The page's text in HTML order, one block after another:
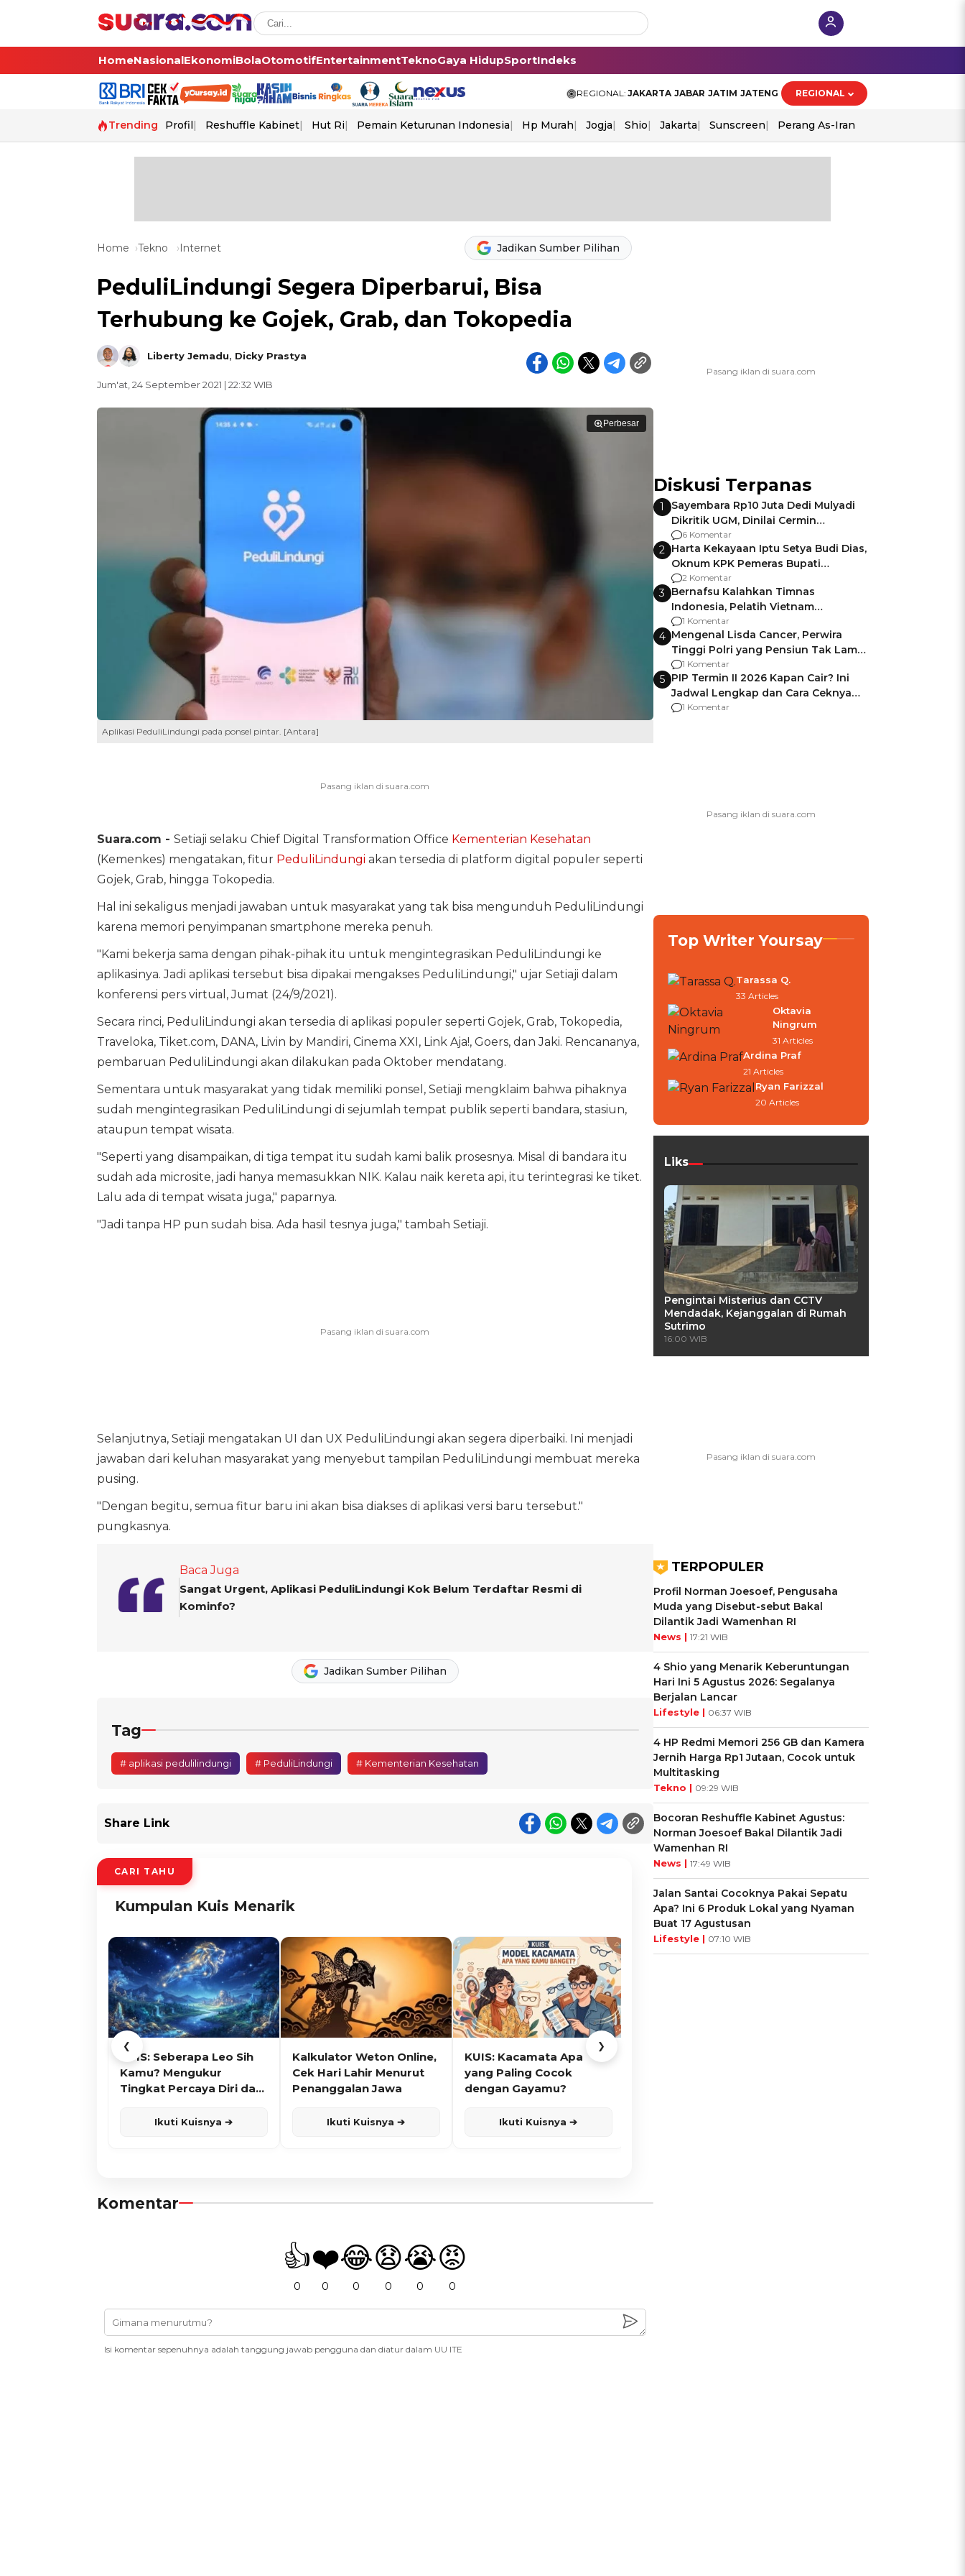
HomeNasionalEkonomiBolaOtomotifEntertainmentTeknoGaya HidupSportIndeks
REGIONAL: JAKARTA JABAR JATIM JATENG REGIONAL
Trending Profil Reshuffle Kabinet Hut Ri Pemain Keturunan Indonesia Hp Murah Jogja Shio Jakarta Sunscreen Perang As-Iran
Home Tekno Internet Jadikan Sumber Pilihan
PeduliLindungi Segera Diperbarui, Bisa
Terhubung ke Gojek, Grab, dan Tokopedia
Liberty Jemadu, Dicky Prastya
Jum'at, 24 September 2021 | 22:32 WIB
Perbesar
Aplikasi PeduliLindungi pada ponsel pintar. [Antara]
Suara.com - Setiaji selaku Chief Digital Transformation Office Kementerian Kesehatan
(Kemenkes) mengatakan, fitur PeduliLindungi akan tersedia di platform digital populer seperti
Gojek, Grab, hingga Tokopedia.
Hal ini sekaligus menjadi jawaban untuk masyarakat yang tak bisa mengunduh PeduliLindungi
karena memori penyimpanan smartphone mereka penuh.
"Kami bekerja sama dengan pihak-pihak itu untuk mengintegrasikan PeduliLindungi ke
aplikasinya. Jadi aplikasi tersebut bisa dipakai mengakses PeduliLindungi," ujar Setiaji dalam
konferensi pers virtual, Jumat (24/9/2021).
Secara rinci, PeduliLindungi akan tersedia di aplikasi populer seperti Gojek, Grab, Tokopedia,
Traveloka, Tiket.com, DANA, Livin by Mandiri, Cinema XXI, Link Aja!, Goers, dan Jaki. Rencananya,
pembaruan PeduliLindungi akan dilakukan pada Oktober mendatang.
Sementara untuk masyarakat yang tidak memiliki ponsel, Setiaji mengklaim bahwa pihaknya
sudah mengintegrasikan PeduliLindungi di sejumlah tempat publik seperti bandara, stasiun,
ataupun tempat wisata.
"Seperti yang disampaikan, di tiga tempat itu sudah kami balik prosesnya. Misal di bandara itu
sudah ada microsite, jadi hanya memasukkan NIK. Kalau naik kereta api, itu terintegrasi ke tiket.
Lalu ada di tempat wisata juga," paparnya.
"Jadi tanpa HP pun sudah bisa. Ada hasil tesnya juga," tambah Setiaji.
Selanjutnya, Setiaji mengatakan UI dan UX PeduliLindungi akan segera diperbaiki. Ini menjadi
jawaban dari keluhan masyarakat yang menyebut tampilan PeduliLindungi membuat mereka
pusing.
"Dengan begitu, semua fitur baru ini akan bisa diakses di aplikasi versi baru tersebut."
pungkasnya.
Baca Juga
Sangat Urgent, Aplikasi PeduliLindungi Kok Belum Terdaftar Resmi di
Kominfo?
Jadikan Sumber Pilihan
Tag
# aplikasi pedulilindungi # PeduliLindungi # Kementerian Kesehatan
Share Link
CARI TAHU
Kumpulan Kuis Menarik
❮
KUIS: Seberapa Leo Sih
Kamu? Mengukur
Tingkat Percaya Diri dan
Ikuti Kuisnya ➔
Kalkulator Weton Online,
Cek Hari Lahir Menurut
Penanggalan Jawa
Ikuti Kuisnya ➔
KUIS: Kacamata Apa
yang Paling Cocok
dengan Gayamu?
Ikuti Kuisnya ➔
❯
Komentar
👍
0
❤️
0
😂
0
😧
0
😭
0
😡
0
Isi komentar sepenuhnya adalah tanggung jawab pengguna dan diatur dalam UU ITE
Diskusi Terpanas
1
Sayembara Rp10 Juta Dedi Mulyadi
Dikritik UGM, Dinilai Cermin
Gagalnya Negara Jamin Keamanan
6 Komentar
2 Harta Kekayaan Iptu Setya Budi Dias,
Oknum KPK Pemeras Bupati
Pemalang
2 Komentar
3 Bernafsu Kalahkan Timnas
Indonesia, Pelatih Vietnam
Berencana Pakai Jimat di Pakansari
1 Komentar
4 Mengenal Lisda Cancer, Perwira
Tinggi Polri yang Pensiun Tak Lama
Usai Jadi Brigjen
1 Komentar
5 PIP Termin II 2026 Kapan Cair? Ini
Jadwal Lengkap dan Cara Ceknya
agar Dana Tidak Hangus!
1 Komentar
Top Writer Yoursay
Tarassa Q.
33 Articles
Oktavia
Ningrum
31 Articles
Ardina Praf
21 Articles
Ryan Farizzal
20 Articles
Liks
Pengintai Misterius dan CCTV
Mendadak, Kejanggalan di Rumah
Sutrimo
16:00 WIB
TERPOPULER
Profil Norman Joesoef, Pengusaha
Muda yang Disebut-sebut Bakal
Dilantik Jadi Wamenhan RI
News | 17:21 WIB
4 Shio yang Menarik Keberuntungan
Hari Ini 5 Agustus 2026: Segalanya
Berjalan Lancar
Lifestyle | 06:37 WIB
4 HP Redmi Memori 256 GB dan Kamera
Jernih Harga Rp1 Jutaan, Cocok untuk
Multitasking
Tekno | 09:29 WIB
Bocoran Reshuffle Kabinet Agustus:
Norman Joesoef Bakal Dilantik Jadi
Wamenhan RI
News | 17:49 WIB
Jalan Santai Cocoknya Pakai Sepatu
Apa? Ini 6 Produk Lokal yang Nyaman
Buat 17 Agustusan
Lifestyle | 07:10 WIB